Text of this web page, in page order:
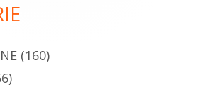
(160)